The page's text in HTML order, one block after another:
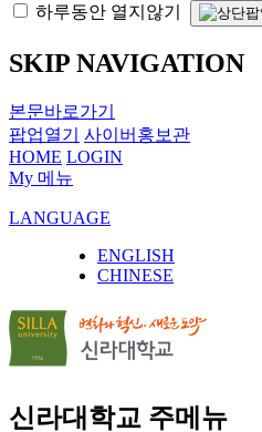
하루동안 열지않기
SKIP NAVIGATION
본문바로가기
팝업열기
사이버홍보관
HOME LOGIN
My 메뉴
LANGUAGE
ENGLISH
CHINESE
신라대학교 주메뉴